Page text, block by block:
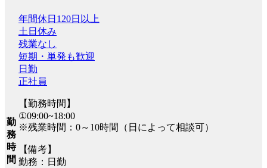
勤
務
時
間
年間休日120日以上
土日休み
残業なし
短期・単発も歓迎
日勤
正社員
【勤務時間】
①09:00~18:00
※残業時間：0～10時間（日によって相談可）
【備考】
勤務：日勤